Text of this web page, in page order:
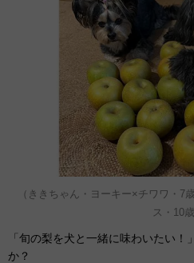
（ききちゃん・ヨーキー×チワワ・7
ス・10歳
「旬の梨を犬と一緒に味わいたい
か？